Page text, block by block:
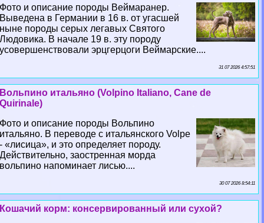
Фото и описание породы Веймаранер.
Выведена в Германии в 16 в. от угасшей
ныне породы серых легавых Святого
Людовика. В начале 19 в. эту породу
усовершенствовали эрцгерцоги Веймарские....
31 07 2026 4:57:51
Вольпино итальяно (Volpino Italiano, Cane de
Quirinale)
Фото и описание породы Вольпино
итальяно. В переводе с итальянского Volpe
- «лисица», и это определяет породу.
Действительно, заостренная морда
вольпино напоминает лисью....
30 07 2026 8:54:11
Кошачий корм: консервированный или сухой?